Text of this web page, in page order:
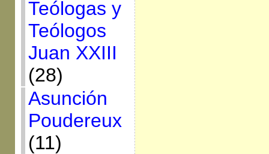
Teólogas y
Teólogos
Juan XXIII
(28)
Asunción
Poudereux
(11)